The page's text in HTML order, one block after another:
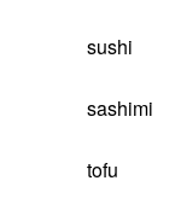
sushi
sashimi
tofu